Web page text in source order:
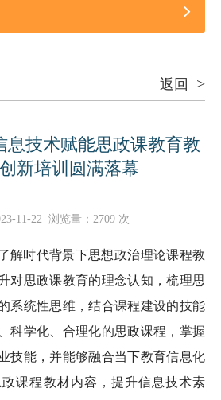
返回 >
息技术赋能思政课教育教
新培训圆满落幕
11-22 浏览量： 2709 次
解时代背景下思想政治理论课程教
对思政课教育的理念认知，梳理思
系统性思维，结合课程建设的技能
科学化、合理化的思政课程，掌握
技能，并能够融合当下教育信息化
课程教材内容，提升信息技术素